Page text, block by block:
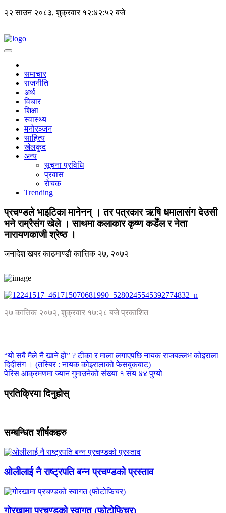
२२ साउन २०८३, शुक्रवार १२:४२:५२ बजे
समाचार
राजनीति
अर्थ
विचार
शिक्षा
स्वास्थ्य
मनोरञ्जन
साहित्य
खेलकुद
अन्य
सूचना प्रविधि
प्रवास
रोचक
Trending
प्रचण्डले भाइटिका मानेनन् । तर पत्रकार ऋषि धमालासंग देउसी
भने राम्रैसंग खेले । साथमा कलाकार कृष्ण कडेँल र नेता
नारायणकाजी श्रेष्ठ ।
जनादेश खबरकाठमाण्डाैंकात्तिक २७, २०७२
२७ कात्तिक २०७२, शुक्रवार १७:२८ बजे प्रकाशित
“यो सबै मैले नै खाने हो” ? टीका र माला लगाएपछि नायक राजबल्लभ कोइराला
दिदीसंग । (तस्बिर : नायक कोइरालाको फेसबुकबाट)
पेरिस आक्रमणमा ज्यान गुमाउनेको संख्या १ सय ४४ पुग्यो
प्रतिक्रिया दिनुहोस्
सम्बन्धित शीर्षकहरु
ओलीलाई नै राष्ट्रपति बन्न प्रचण्डको प्रस्ताव
गोरखामा प्रचण्डको स्वागत (फोटोफिचर)